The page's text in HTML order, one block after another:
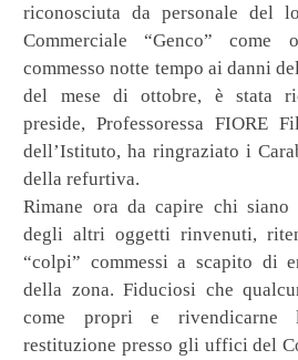
riconosciuta da personale del
Commerciale “Genco”
commesso notte tempo ai danni
del mese di ottobre, è stata
preside, Professoressa FIORE
dell’Istituto, ha ringraziato i
della refurtiva.
Rimane ora da capire chi
degli altri oggetti rinvenuti,
“colpi” commessi a scapito di
della zona. Fiduciosi che
come propri e rivendicarne
restituzione presso gli uffici del